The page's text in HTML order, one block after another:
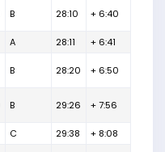
B 28:10 + 6:40
A 28:11 + 6:41
B 28:20 + 6:50
B 29:26 + 7:56
C 29:38 + 8:08